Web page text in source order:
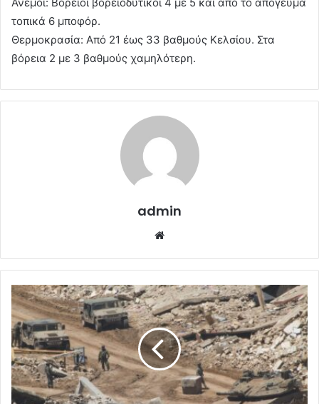
τοπικά 6 μποφόρ.
Θερμοκρασία: Από 21 έως 33 βαθμούς Κελσίου. Στα
βόρεια 2 με 3 βαθμούς χαμηλότερη.
admin